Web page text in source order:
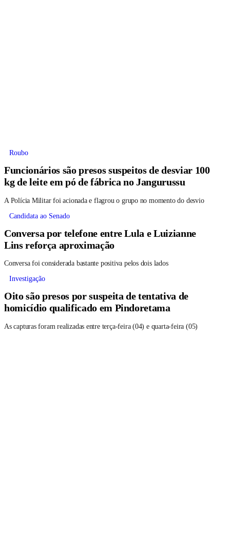
Roubo
Funcionários são presos suspeitos de desviar 100
kg de leite em pó de fábrica no Jangurussu
A Polícia Militar foi acionada e flagrou o grupo no momento do desvio
Candidata ao Senado
Conversa por telefone entre Lula e Luizianne
Lins reforça aproximação
Conversa foi considerada bastante positiva pelos dois lados
Investigação
Oito são presos por suspeita de tentativa de
homicídio qualificado em Pindoretama
As capturas foram realizadas entre terça-feira (04) e quarta-feira (05)